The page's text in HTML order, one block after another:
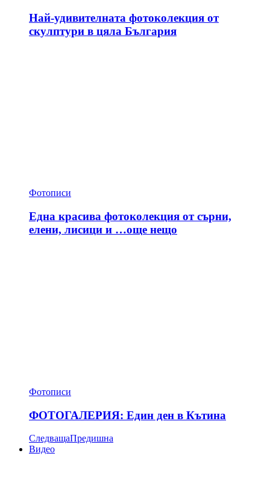
Най-удивителната фотоколекция от
скулптури в цяла България
Фотописи
Една красива фотоколекция от сърни,
елени, лисици и …още нещо
Фотописи
ФОТОГАЛЕРИЯ: Един ден в Кътина
СледващаПредишна
Видео